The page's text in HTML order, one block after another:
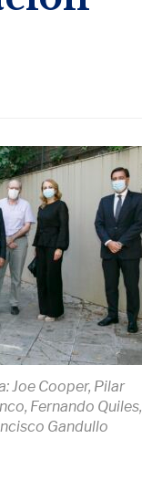
Joe Cooper, Pilar
Fernando Quiles,
Gandullo